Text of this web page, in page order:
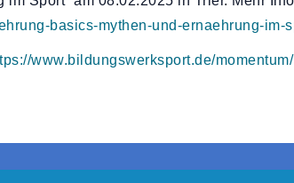
basics-mythen-und-ernaehrung-im-
www.bildungswerksport.de/momentum/